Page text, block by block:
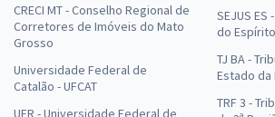
CRECI MT - Conselho Regional de
Corretores de Imóveis do Mato
Grosso
Universidade Federal de
Catalão - UFCAT
UFR - Universidade Federal de
SEJUS
do
TJ BA -
Estado da
TRF 3 -